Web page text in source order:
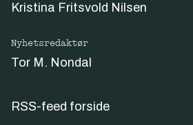
Kristina Fritsvold Nilsen
Nyhetsredaktør
Tor M. Nondal
RSS-feed forside